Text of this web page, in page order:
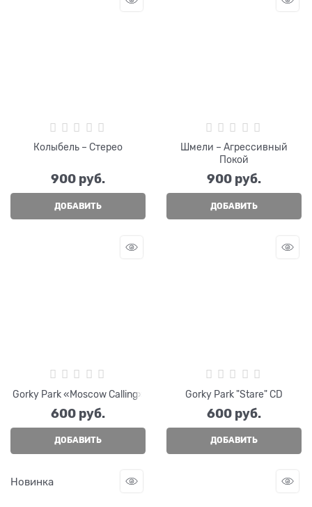
Колыбель – Стерео
900 руб.
ДОБАВИТЬ
Шмели – Агрессивный
Покой
900 руб.
ДОБАВИТЬ
Gorky Park «Moscow Calling»
600 руб.
ДОБАВИТЬ
Gorky Park "Stare" CD
600 руб.
ДОБАВИТЬ
Новинка